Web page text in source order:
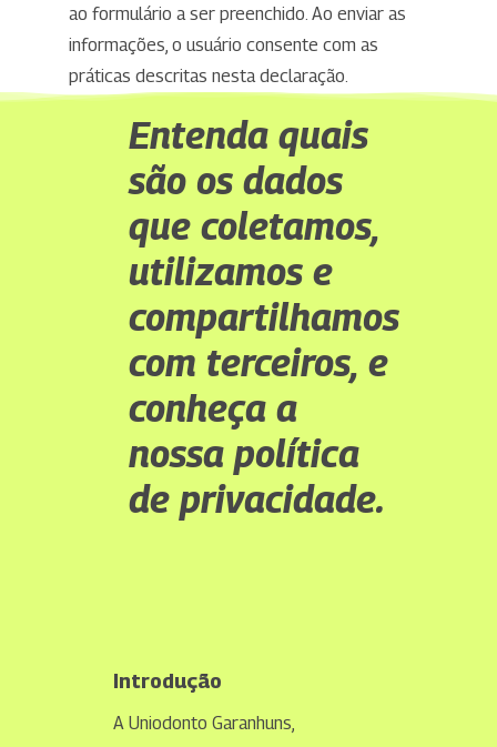
ao formulário a ser preenchido. Ao enviar as
informações, o usuário consente com as
práticas descritas nesta declaração.
Entenda quais
são os dados
que coletamos,
utilizamos e
compartilhamos
com terceiros, e
conheça a
nossa política
de privacidade.
Introdução
A Uniodonto Garanhuns,